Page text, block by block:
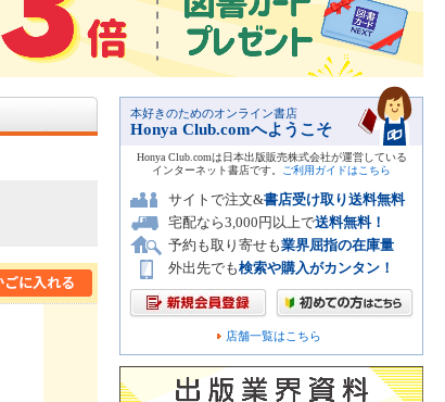
本好きのためのオンライン書店
Honya Club.comへようこそ
Honya Club.comは日本出版販売株式会社が運営している
インターネット書店です。
ご利用ガイドはこちら
サイトで注文&書店受け取り送料無料
宅配なら3,000円以上で送料無料！
予約も取り寄せも業界屈指の在庫量
外出先でも検索や購入がカンタン！
店舗一覧はこちら